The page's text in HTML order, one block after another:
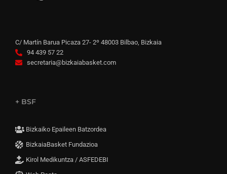
C/ Martín Barua Picaza 27- 2º 48003 Bilbao, Bizkaia
94 439 57 22
secretaria@bizkaiabasket.com
+ BSF
Bizkaiko Epaileen Batzordea
BizkaiaBasket Fundazioa
Kirol Medikuntza / ASFEDEBI